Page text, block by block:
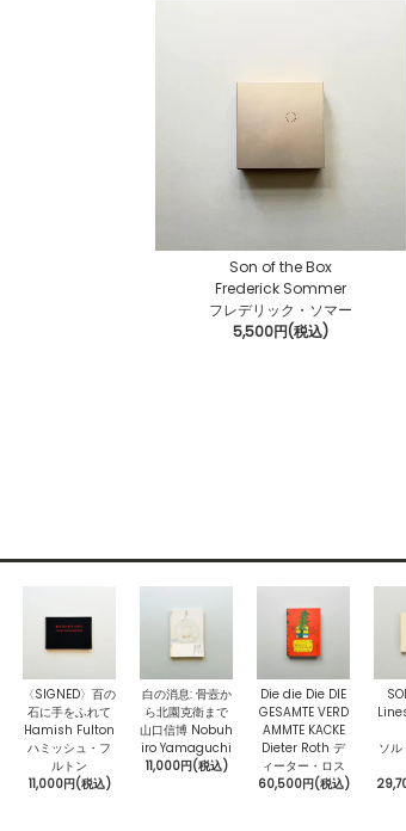
Son of the Box
Frederick Sommer
フレデリック・ソマー
5,500円(税込)
〈SIGNED〉百の
石に手をふれて
Hamish Fulton
ハミッシュ・フ
ルトン
11,000円(税込)
白の消息: 骨壼か
ら北園克衛まで
山口信博 Nobuh
iro Yamaguchi
11,000円(税込)
Die die Die DIE
GESAMTE VERD
AMMTE KACKE
Dieter Roth デ
ィーター・ロス
60,500円(税込)
ソル